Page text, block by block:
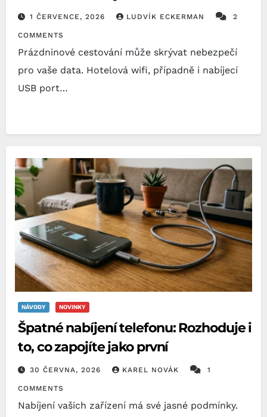
1 ČERVENCE, 2026 LUDVÍK ECKERMAN 2
COMMENTS
Prázdninové cestování může skrývat nebezpečí
pro vaše data. Hotelová wifi, případně i nabíjecí
USB port…
NÁVODY NOVINKY
Špatné nabíjení telefonu: Rozhoduje i
to, co zapojíte jako první
30 ČERVNA, 2026 KAREL NOVÁK 1
COMMENTS
Nabíjení vašich zařízení má své jasné podmínky.